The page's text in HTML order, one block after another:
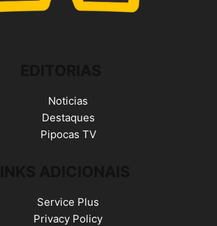
Noticias
Destaques
Pipocas TV
Service Plus
Privacy Policy